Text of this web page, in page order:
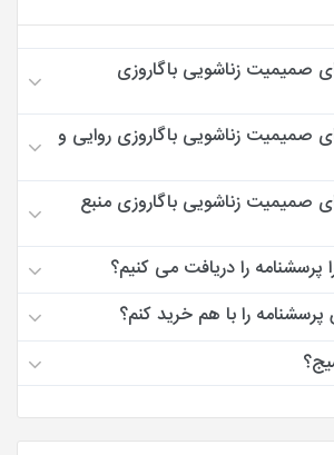
صمیمیت زناشویی باگاروزی
صمیمیت زناشویی باگاروزی روایی و
صمیمیت زناشویی باگاروزی منبع
پرسشنامه را دریافت می کنیم؟
پرسشنامه را با هم خرید کنم؟